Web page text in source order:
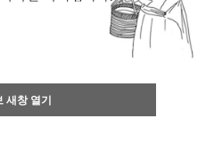
새창 열기